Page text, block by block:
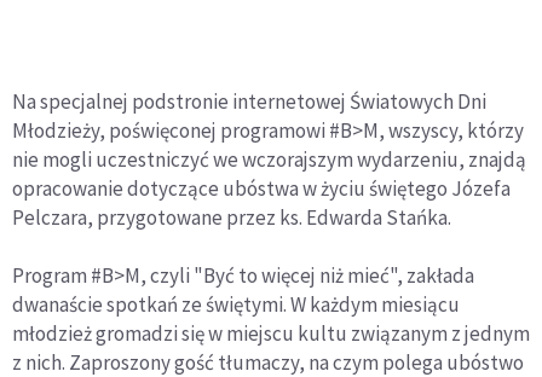
Na specjalnej podstronie internetowej Światowych Dni
Młodzieży, poświęconej programowi #B>M, wszyscy, którzy
nie mogli uczestniczyć we wczorajszym wydarzeniu, znajdą
opracowanie dotyczące ubóstwa w życiu świętego Józefa
Pelczara, przygotowane przez ks. Edwarda Stańka.
Program #B>M, czyli "Być to więcej niż mieć", zakłada
dwanaście spotkań ze świętymi. W każdym miesiącu
młodzież gromadzi się w miejscu kultu związanym z jednym
z nich. Zaproszony gość tłumaczy, na czym polega ubóstwo